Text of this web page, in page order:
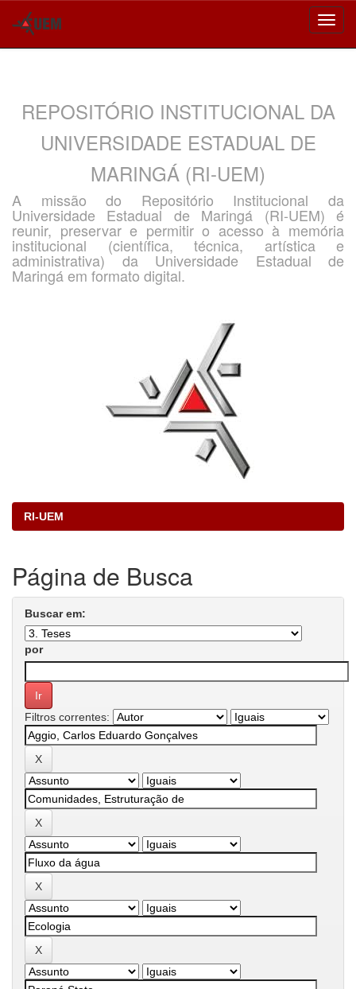
REPOSITÓRIO INSTITUCIONAL DA
UNIVERSIDADE ESTADUAL DE
MARINGÁ (RI-UEM)
A missão do Repositório Institucional da
Universidade Estadual de Maringá (RI-UEM) é
reunir, preservar e permitir o acesso à memória
institucional (científica, técnica, artística e
administrativa) da Universidade Estadual de
Maringá em formato digital.
RI-UEM
Página de Busca
Buscar em:
por
Filtros correntes: